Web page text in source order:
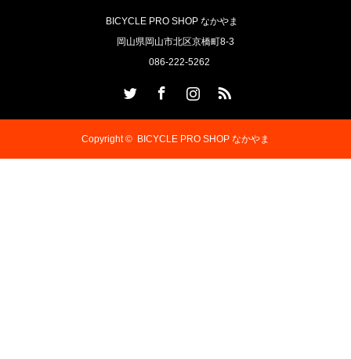
BICYCLE PRO SHOP なかやま
岡山県岡山市北区京橋町8-3
086-222-5262
Copyright © BICYCLE PRO SHOP なかやま